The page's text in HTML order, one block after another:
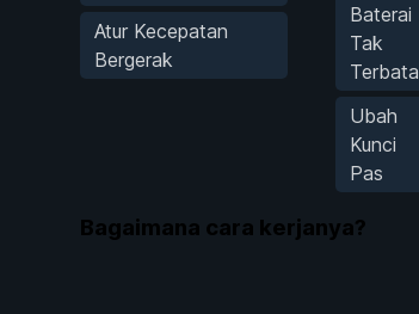
Atur Kecepatan
Bergerak
Baterai
Tak
Ubah
Kunci
Pas
Bagaimana cara kerjanya?